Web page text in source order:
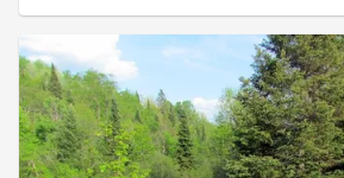
propose une expérience unique
panorama et architecture d